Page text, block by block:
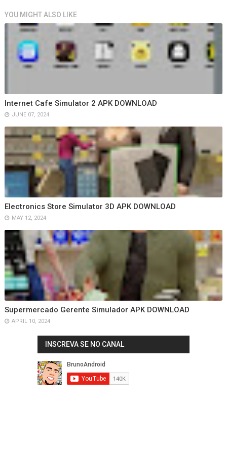
YOU MIGHT ALSO LIKE
Internet Cafe Simulator 2 APK DOWNLOAD
JUNE 07, 2024
Electronics Store Simulator 3D APK DOWNLOAD
MAY 12, 2024
Supermercado Gerente Simulador APK DOWNLOAD
APRIL 10, 2024
INSCREVA SE NO CANAL